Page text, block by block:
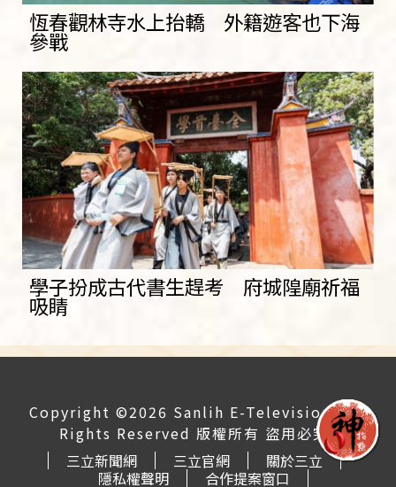
恆春觀林寺水上抬轎 外籍遊客也下海
參戰
學子扮成古代書生趕考 府城隍廟祈福
吸睛
Copyright ©2026 Sanlih E-Television All
Rights Reserved 版權所有 盜用必究
三立新聞網
三立官網
關於三立
隱私權聲明
合作提案窗口